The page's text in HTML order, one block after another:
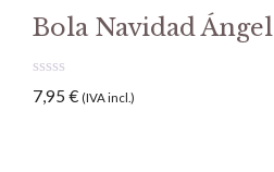
Bola Navidad Ángel
0
d
7,95 € (IVA incl.)